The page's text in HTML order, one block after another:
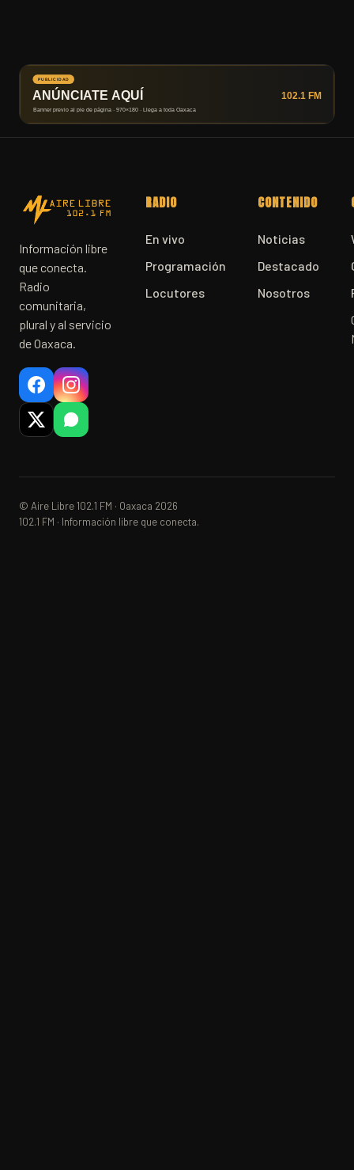
Información libre
que conecta.
Radio
comunitaria,
plural y al servicio
de Oaxaca.
RADIO
En vivo
Programación
Locutores
CONTENIDO
Noticias
Destacado
Nosotros
© Aire Libre 102.1 FM · Oaxaca 2026
102.1 FM · Información libre que conecta.